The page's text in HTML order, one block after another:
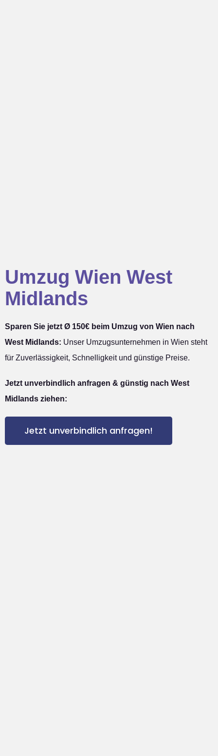
Umzug Wien West
Midlands
Sparen Sie jetzt Ø 150€ beim Umzug von Wien nach
West Midlands: Unser Umzugsunternehmen in Wien steht
für Zuverlässigkeit, Schnelligkeit und günstige Preise.
Jetzt unverbindlich anfragen & günstig nach West
Midlands ziehen:
Jetzt unverbindlich anfragen!